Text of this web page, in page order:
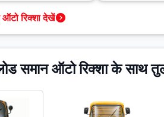
ऑटो रिक्शा देखें
समान ऑटो रिक्शा के साथ